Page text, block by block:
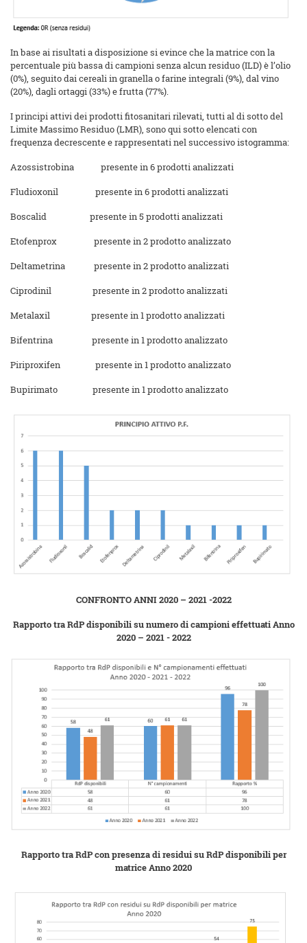
In base ai risultati a disposizione si evince che la matrice con la
percentuale più bassa di campioni senza alcun residuo (ILD) è l’olio
(0%), seguito dai cereali in granella o farine integrali (9%), dal vino
(20%), dagli ortaggi (33%) e frutta (77%).
I principi attivi dei prodotti fitosanitari rilevati, tutti al di sotto del
Limite Massimo Residuo (LMR), sono qui sotto elencati con
frequenza decrescente e rappresentati nel successivo istogramma:
Azossistrobina presente in 6 prodotti analizzati
Fludioxonil presente in 6 prodotti analizzati
Boscalid presente in 5 prodotti analizzati
Etofenprox presente in 2 prodotto analizzato
Deltametrina presente in 2 prodotto analizzati
Ciprodinil presente in 2 prodotto analizzati
Metalaxil presente in 1 prodotto analizzati
Bifentrina presente in 1 prodotto analizzato
Piriproxifen presente in 1 prodotto analizzato
Bupirimato presente in 1 prodotto analizzato
CONFRONTO ANNI 2020 – 2021 -2022
Rapporto tra RdP disponibili su numero di campioni effettuati Anno
2020 – 2021 - 2022
Rapporto tra RdP con presenza di residui su RdP disponibili per
matrice Anno 2020